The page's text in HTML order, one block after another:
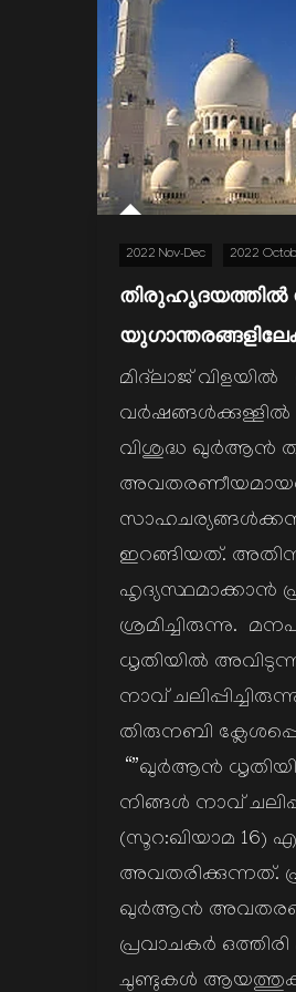
2022 Nov-Dec 2022
തിരുഹൃദയത്തില്‍
മിദ്‌ലാജ്
വിശുദ്ധ ഖുർആൻ
ഇറങ്ങിയത്.
ഹൃദ്യസ്ഥമാക്കാൻ
ശ്രമിച്ചിരുന്നു.
ധൃതിയിൽ
നാവ്
തിരുനബി
“”ഖുർആൻ
നിങ്ങൾ നാവ്
(സൂറ:ഖിയാമ 16)
അവതരിക്കുന്നത്.
ഖുർആൻ
പ്രവാചകർ ഒത്തിരി
ചുണ്ടുകൾ